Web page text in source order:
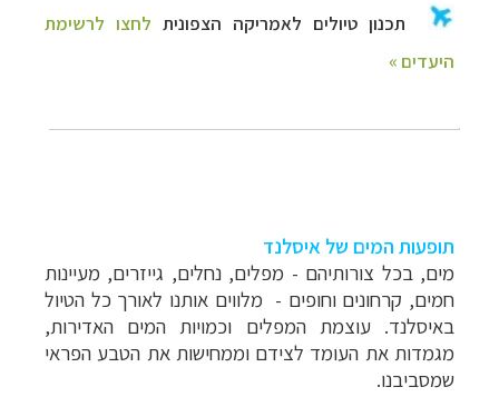
תופעות המים של איסלנד
מים, בכל צורותיהם - מפלים, נחלים, גייזרים, מעיינות
חמים, קרחונים וחופים - מלווים אותנו לאורך כל הטיול
באיסלנד. עוצמת המפלים וכמויות המים האדירות,
מגמדות את העומד לצידם וממחישות את הטבע הפראי
שמסביבנו.